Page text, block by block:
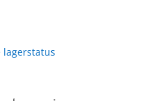
lagerstatus